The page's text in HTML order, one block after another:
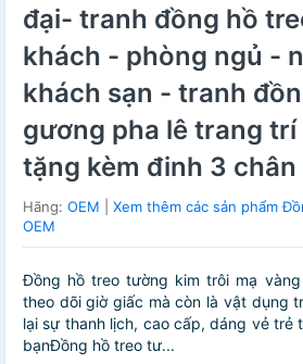
đại- tranh đồng hồ
khách - phòng ngủ -
khách sạn - tranh
gương pha lê trang
tặng kèm đinh 3 chân
Hãng: OEM
Xem thêm các sản phẩm
OEM
Đồng hồ treo tường kim trôi mạ
theo dõi giờ giấc mà còn là vật dụng
lại sự thanh lịch, cao cấp, dáng vẻ trẻ
bạnĐồng hồ treo tư...